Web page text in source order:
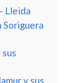
Lleida
Soriguera
y sus